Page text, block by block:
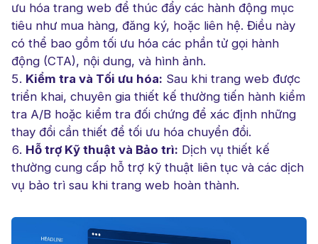
ưu hóa trang web để thúc đẩy các hành động mục
tiêu như mua hàng, đăng ký, hoặc liên hệ. Điều này
có thể bao gồm tối ưu hóa các phần tử gọi hành
động (CTA), nội dung, và hình ảnh.
Kiểm tra và Tối ưu hóa: Sau khi trang web được
triển khai, chuyên gia thiết kế thường tiến hành kiểm
tra A/B hoặc kiểm tra đối chứng để xác định những
thay đổi cần thiết để tối ưu hóa chuyển đổi.
Hỗ trợ Kỹ thuật và Bảo trì: Dịch vụ thiết kế
thường cung cấp hỗ trợ kỹ thuật liên tục và các dịch
vụ bảo trì sau khi trang web hoàn thành.